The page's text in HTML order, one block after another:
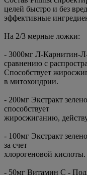
целей быстро и без
эффективные
На 2/3 мерные ложки:
- 3000мг Л-Карнитин-
сравнению с
Способствует
в митохондрии.
- 200мг Экстракт
способствует
жиросжиганию,
- 100мг Экстракт
за счет
хлорогеновой кислоты.
- 50мг Витамин С -